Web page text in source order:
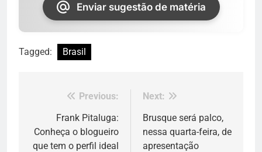
Enviar sugestão de matéria
Tagged: Brasil
Navegação
Post
Previous:
Frank Pitaluga:
Conheça o blogueiro
que tem o perfil ideal
Next:
Brusque será palco,
nessa quarta-feira, de
apresentação